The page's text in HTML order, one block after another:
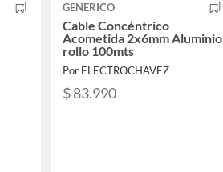
GENERICO
Cable Concéntrico
Acometida 2x6mm Aluminio
rollo 100mts
Por ELECTROCHAVEZ
$ 83.990